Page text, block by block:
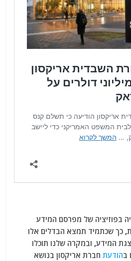
בפוזיציה של מפרסם המידע
כך שכתמיד תמצא הבדלים אלו
המידע, ובמקרה שלנו תוכלו
בהודעת חברת אריקסון בנושא